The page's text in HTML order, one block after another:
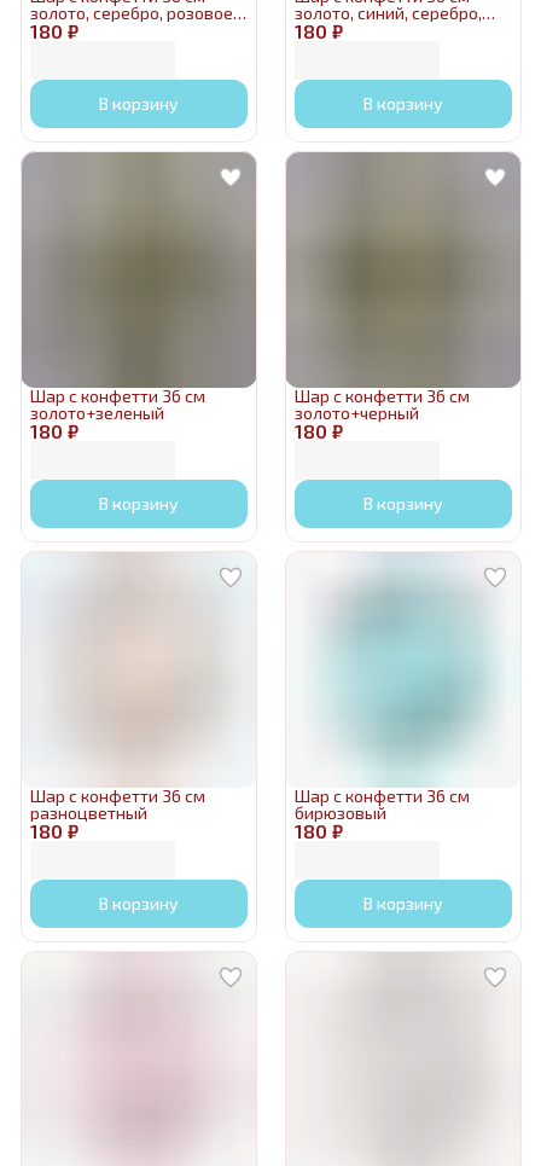
180 ₽
золото, серебро, розовое
золото
В корзину
180 ₽
золото, синий, серебро,
зеленый
В корзину
180 ₽
Шар с конфетти 36 см
золото+зеленый
В корзину
180 ₽
Шар с конфетти 36 см
золото+черный
В корзину
180 ₽
Шар с конфетти 36 см
разноцветный
В корзину
180 ₽
Шар с конфетти 36 см
бирюзовый
В корзину